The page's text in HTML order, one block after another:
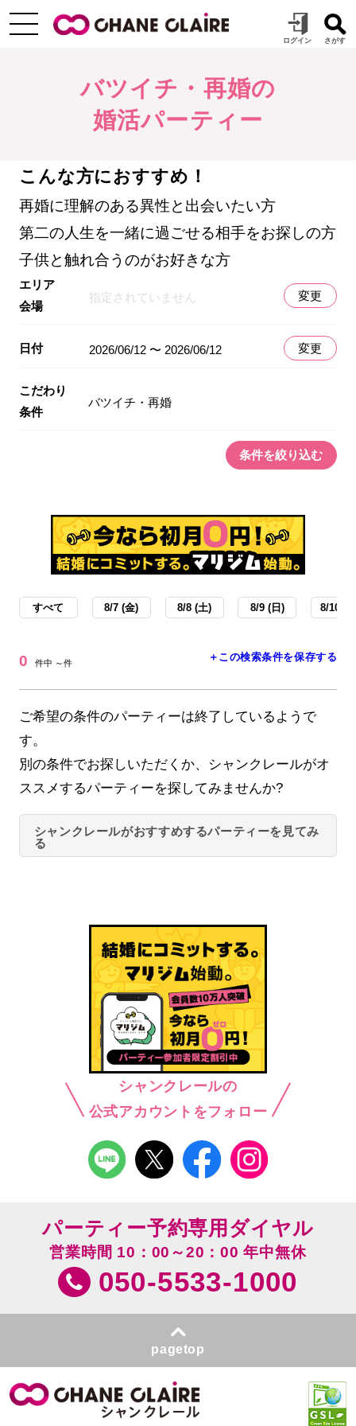
バツイチ・再婚の
婚活パーティー
こんな方におすすめ！
再婚に理解のある異性と出会いたい方
第二の人生を一緒に過ごせる相手をお探しの方
子供と触れ合うのがお好きな方
エリア
会場
指定されていません 変更
日付 2026/06/12 〜 2026/06/12 変更
こだわり
条件
バツイチ・再婚
条件を絞り込む
すべて 8/7 (金) 8/8 (土) 8/9 (日) 8/10 (
0 件中 ～件 ＋この検索条件を保存する
ご希望の条件のパーティーは終了しているようで
す。
別の条件でお探しいただくか、シャンクレールがオ
ススメするパーティーを探してみませんか?
シャンクレールがおすすめするパーティーを見てみ
る
シャンクレールの
公式アカウントをフォロー
パーティー予約専用ダイヤル
営業時間 10：00～20：00 年中無休
050-5533-1000
pagetop